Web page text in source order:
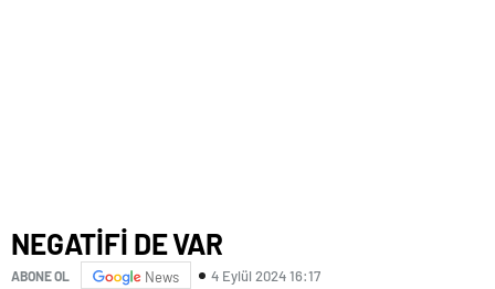
NEGATİFİ DE VAR
ABONE OL News 4 Eylül 2024 16:17